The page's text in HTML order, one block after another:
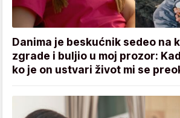
Danima je beskućnik sedeo na
zgrade i buljio u moj prozor:
ko je on ustvari život mi se